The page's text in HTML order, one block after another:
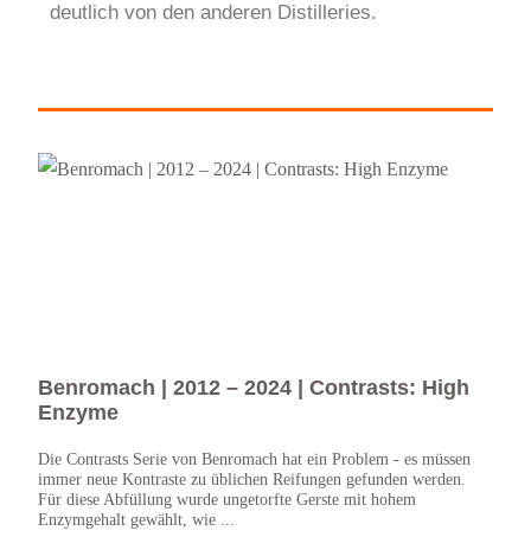
deutlich von den anderen Distilleries.
Benromach | 2012 – 2024 | Contrasts: High
Enzyme
Die Contrasts Serie von Benromach hat ein Problem - es müssen
immer neue Kontraste zu üblichen Reifungen gefunden werden.
Für diese Abfüllung wurde ungetorfte Gerste mit hohem
Enzymgehalt gewählt, wie ...